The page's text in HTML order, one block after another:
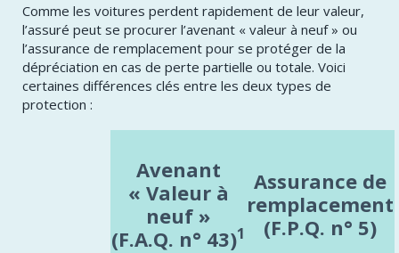
Comme les voitures perdent rapidement de leur valeur,
l’assuré peut se procurer l’avenant « valeur à neuf » ou
l’assurance de remplacement pour se protéger de la
dépréciation en cas de perte partielle ou totale. Voici
certaines différences clés entre les deux types de
protection :
​Avenant
« Valeur à
neuf »
(F.A.Q. n° 43)1
Assurance de
remplacement
(F.P.Q. n° 5)